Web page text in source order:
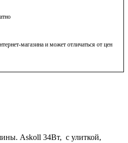
магазина и может отличаться от цен
Askoll 34Вт, с улиткой,